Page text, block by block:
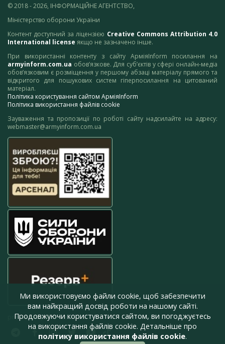
© 2018 - 2026, ІНФОРМАЦІЙНЕ АГЕНТСТВО,
Міністерство оборони України
Контент доступний за ліцензією Creative Commons Attribution 4.0
International license якщо не зазначено інше.
При використанні контенту з сайту АрміяInform посилання на
armyinform.com.ua обов’язкове. Для суб’єктів у сфері онлайн-медіа
обов’язковим є розміщення у першому абзаці матеріалу прямого та
відкритого для пошукових систем гіперпосилання на цитований
матеріал.
Політика користування сайтом АрміяInform
Політика використання файлів cookie
Зауваження та пропозиції по роботі сайту надсилайте на адресу:
webmaster@armyinform.com.ua
press@armyinform.com.ua
Ми використовуємо файли cookie, щоб забезпечити
вам найкращий досвід роботи на нашому сайті.
Продовжуючи користуватися сайтом, ви погоджуєтесь
на використання файлів cookie. Детальніше про
політику використання файлів cookie.